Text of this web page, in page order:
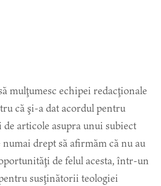
mulţumesc echipei redacţionale
că şi-a dat acordul pentru
articole asupra unui subiect
drept să afirmăm că nu au
de felul acesta, într-un
susţinătorii teologiei